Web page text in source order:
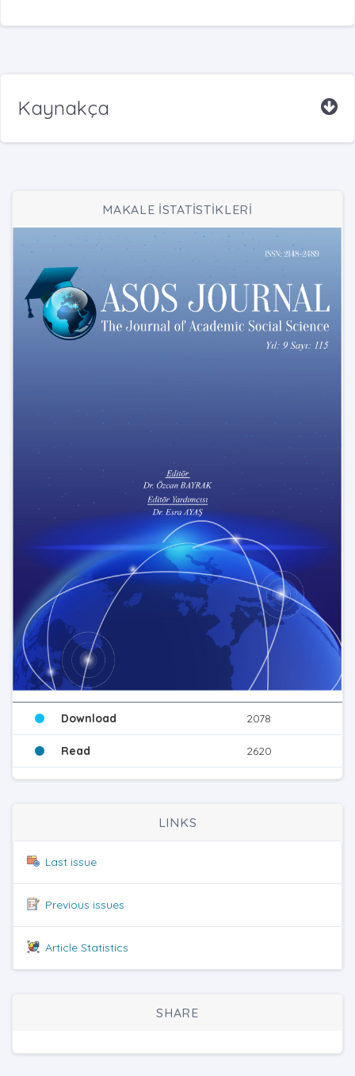
Kaynakça
MAKALE İSTATİSTİKLERİ
Download 2078
Read 2620
LINKS
Last issue
Previous issues
Article Statistics
SHARE